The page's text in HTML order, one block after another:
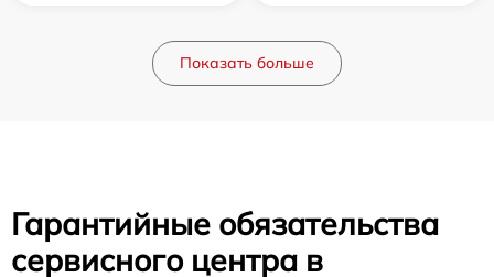
Показать больше
Гарантийные обязательства
сервисного центра в